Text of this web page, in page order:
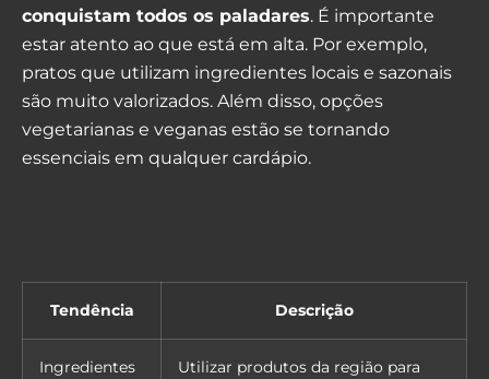
conquistam todos os paladares. É importante
estar atento ao que está em alta. Por exemplo,
pratos que utilizam ingredientes locais e sazonais
são muito valorizados. Além disso, opções
vegetarianas e veganas estão se tornando
essenciais em qualquer cardápio.
Tendência Descrição
Ingredientes
Utilizar produtos da região para